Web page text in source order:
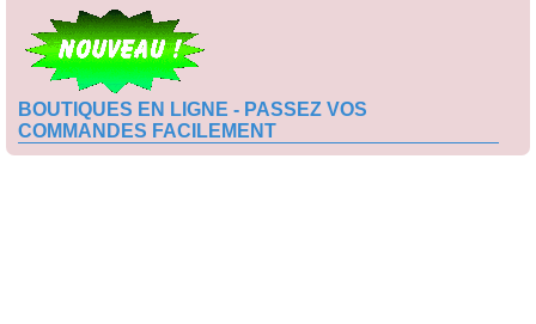
BOUTIQUES EN LIGNE - PASSEZ VOS
COMMANDES FACILEMENT